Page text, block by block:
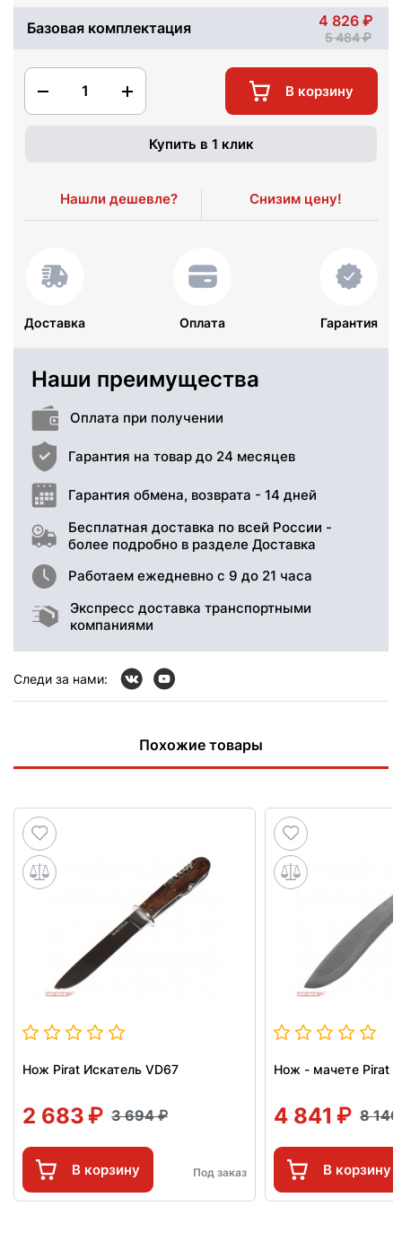
Базовая комплектация 4 826
5 484
1 В корзину
Купить в 1 клик
Нашли дешевле? Снизим цену!
Доставка Оплата Гарантия
Наши преимущества
Оплата при получении
Гарантия на товар до 24 месяцев
Гарантия обмена, возврата - 14 дней
Бесплатная доставка по всей России -
более подробно в разделе Доставка
Работаем ежедневно с 9 до 21 часа
Экспресс доставка транспортными
компаниями
Следи за нами:
Похожие товары
Нож Pirat Искатель VD67
2 683 3 694
В корзину Под заказ
Нож - мачете Pirat
4 841 8
В корзину